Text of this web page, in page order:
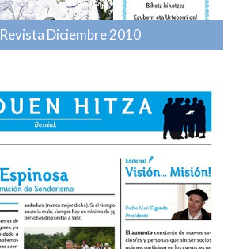
Revista Diciembre 2010